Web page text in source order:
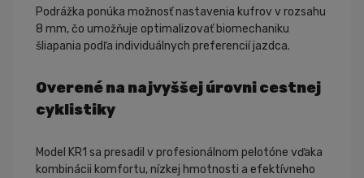
Podrážka ponúka možnosť nastavenia kufrov v rozsahu
8 mm, čo umožňuje optimalizovať biomechaniku
šliapania podľa individuálnych preferencií jazdca.
Overené na najvyššej úrovni cestnej
cyklistiky
Model KR1 sa presadil v profesionálnom pelotóne vďaka
kombinácii komfortu, nízkej hmotnosti a efektívneho